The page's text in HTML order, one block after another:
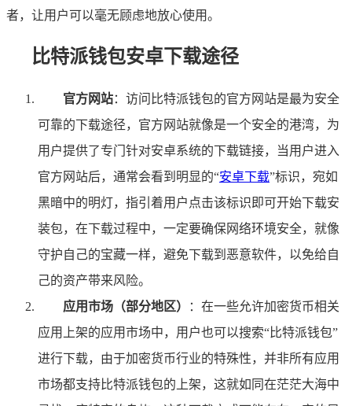
者，让用户可以毫无顾虑地放心使用。
比特派钱包安卓下载途径
官方网站：访问比特派钱包的官方网站是最为安全
可靠的下载途径，官方网站就像是一个安全的港湾，为
用户提供了专门针对安卓系统的下载链接，当用户进入
官方网站后，通常会看到明显的“安卓下载”标识，宛如
黑暗中的明灯，指引着用户点击该标识即可开始下载安
装包，在下载过程中，一定要确保网络环境安全，就像
守护自己的宝藏一样，避免下载到恶意软件，以免给自
己的资产带来风险。
应用市场（部分地区）
：在一些允许加密货币相关
应用上架的应用市场中，用户也可以搜索“比特派钱包”
进行下载，由于加密货币行业的特殊性，并非所有应用
市场都支持比特派钱包的上架，这就如同在茫茫大海中